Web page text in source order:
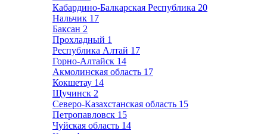
Кабардино-Балкарская Республика 20
Нальчик 17
Баксан 2
Прохладный 1
Республика Алтай 17
Горно-Алтайск 14
Акмолинская область 17
Кокшетау 14
Щучинск 2
Северо-Казахстанская область 15
Петропавловск 15
Чуйская область 14